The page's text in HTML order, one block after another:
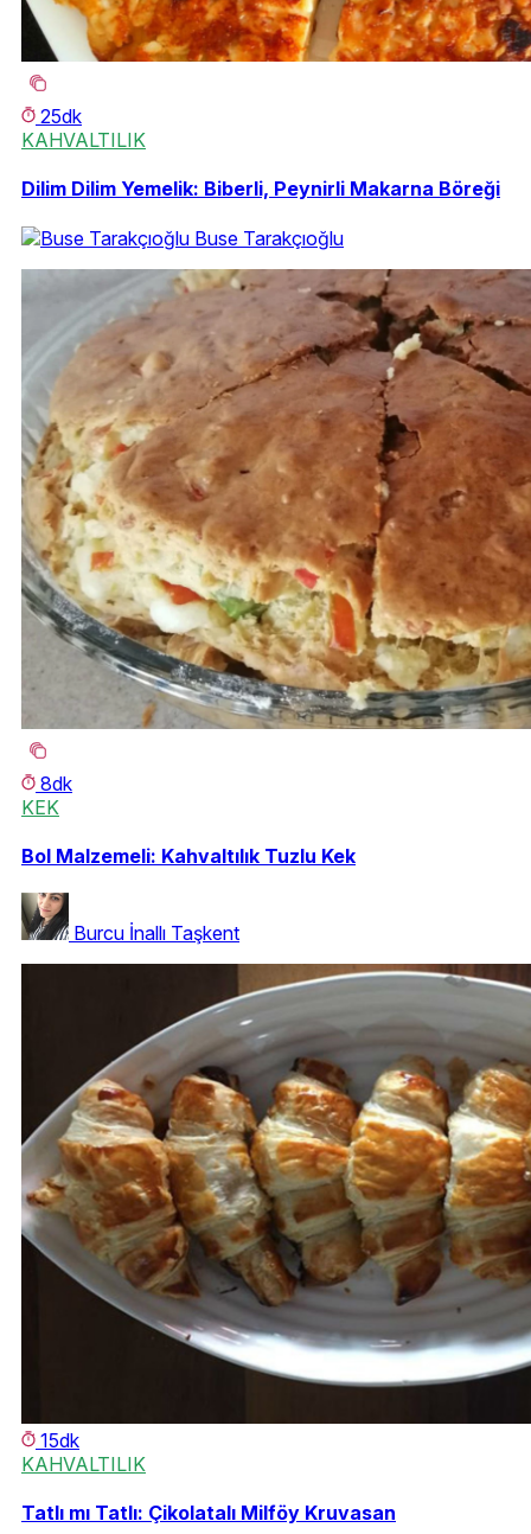
25dk
KAHVALTILIK
Dilim Dilim Yemelik: Biberli, Peynirli Makarna Böreği
Buse Tarakçıoğlu
8dk
KEK
Bol Malzemeli: Kahvaltılık Tuzlu Kek
Burcu İnallı Taşkent
15dk
KAHVALTILIK
Tatlı mı Tatlı: Çikolatalı Milföy Kruvasan